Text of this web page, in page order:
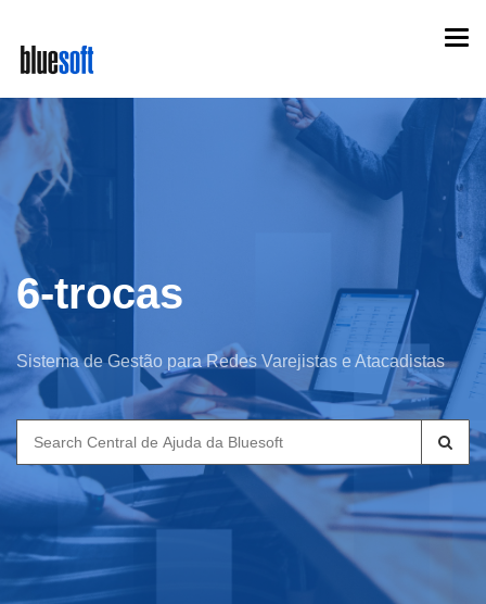
main
content
6-trocas
Sistema de Gestão para Redes Varejistas e Atacadistas
Search
for: